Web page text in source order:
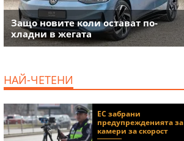
Защо новите коли остават по-
хладни в жегата
НАЙ-ЧЕТЕНИ
ЕС забрани
предупрежденията за
камери за скорост